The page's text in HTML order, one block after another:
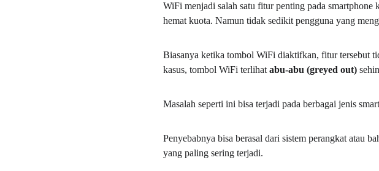
WiFi menjadi salah satu fitur penting pada smartphone
hemat kuota. Namun tidak sedikit pengguna yang
Biasanya ketika tombol WiFi diaktifkan, fitur tersebut
kasus, tombol WiFi terlihat abu-abu (greyed out)
Masalah seperti ini bisa terjadi pada berbagai jenis
Penyebabnya bisa berasal dari sistem perangkat atau
yang paling sering terjadi.